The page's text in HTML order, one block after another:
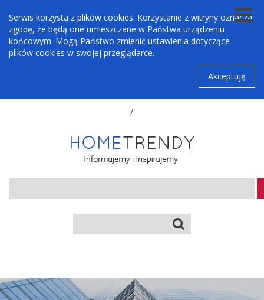
Serwis korzysta z plików cookies. Korzystanie z witryny oznacza
zgodę, że będą one umieszczane w Państwa urządzeniu
końcowym. Mogą Państwo zmienić ustawienia dotyczące
plików cookies w swojej przeglądarce.
Akceptuję
/